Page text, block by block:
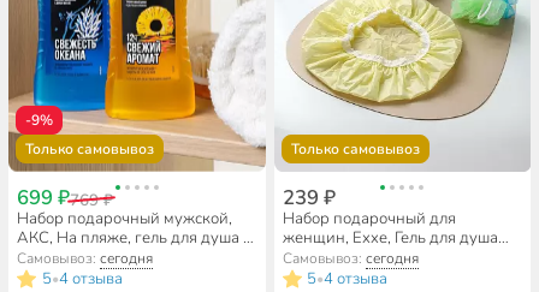
-9%
Только самовывоз
699 ₽769 ₽
Набор подарочный мужской,
АКС, На пляже, гель для душа и
шампунь 3 в 1 250 мл + гель
для душа и шапунь 2 в 1 250 мл
Самовывоз:сегодня
5•4 отзыва
Только самовывоз
239 ₽
Набор подарочный для
женщин, Exxe, Гель для душа
400 мл + мочалка + шапочка
для душа
Самовывоз: сегодня
5•4 отзыва